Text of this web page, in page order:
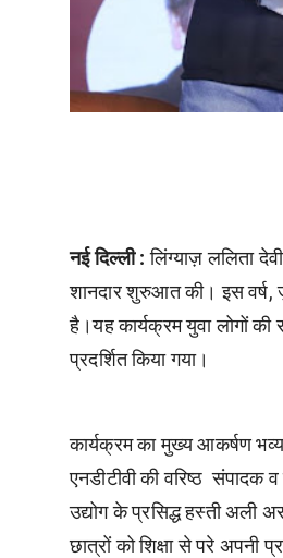
नई दिल्ली :लिंग्याज़ ललिता
शानदार शुरुआत की। इस वर्ष,
है।यह कार्यक्रम युवा लोगों
प्रदर्शित किया गया।
कार्यक्रम का मुख्य आकर्षण
एनडीटीवी की वरिष्ठ संपादक
उद्योग के प्रसिद्ध हस्ती अली
छात्रों को शिक्षा से परे अपनी